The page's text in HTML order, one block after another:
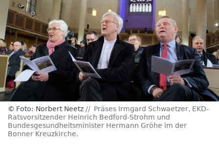
Foto: Norbert Neetz
Präses Irmgard Schwaetzer, EKD-
Ratsvorsitzender Heinrich Bedford-Strohm und
Bundesgesundheitsminister Hermann Gröhe im der
Bonner Kreuzkirche.